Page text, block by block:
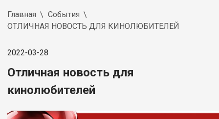
Главная
События
ОТЛИЧНАЯ НОВОСТЬ ДЛЯ КИНОЛЮБИТЕЛЕЙ
2022-03-28
Отличная новость для
кинолюбителей